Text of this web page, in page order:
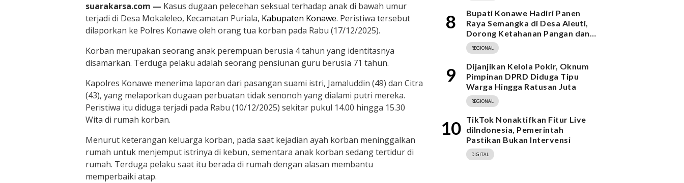
suarakarsa.com — Kasus dugaan pelecehan seksual terhadap anak di bawah umur
terjadi di Desa Mokaleleo, Kecamatan Puriala, Kabupaten Konawe. Peristiwa tersebut
dilaporkan ke Polres Konawe oleh orang tua korban pada Rabu (17/12/2025).
Korban merupakan seorang anak perempuan berusia 4 tahun yang identitasnya
disamarkan. Terduga pelaku adalah seorang pensiunan guru berusia 71 tahun.
Kapolres Konawe menerima laporan dari pasangan suami istri, Jamaluddin (49) dan Citra
(43), yang melaporkan dugaan perbuatan tidak senonoh yang dialami putri mereka.
Peristiwa itu diduga terjadi pada Rabu (10/12/2025) sekitar pukul 14.00 hingga 15.30
Wita di rumah korban.
Menurut keterangan keluarga korban, pada saat kejadian ayah korban meninggalkan
rumah untuk menjemput istrinya di kebun, sementara anak korban sedang tertidur di
rumah. Terduga pelaku saat itu berada di rumah dengan alasan membantu
memperbaiki atap.
8
Bupati Konawe Hadiri Panen
Raya Semangka di Desa Aleuti,
Dorong Ketahanan Pangan dan
Program MBG
REGIONAL
9
Dijanjikan Kelola Pokir, Oknum
Pimpinan DPRD Diduga Tipu
Warga Hingga Ratusan Juta
REGIONAL
10 TikTok Nonaktifkan Fitur Live
diIndonesia, Pemerintah
Pastikan Bukan Intervensi
DIGITAL